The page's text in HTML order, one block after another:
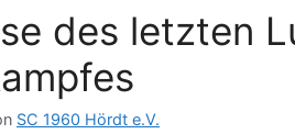
des letzten
SC 1960 Hördt e.V.